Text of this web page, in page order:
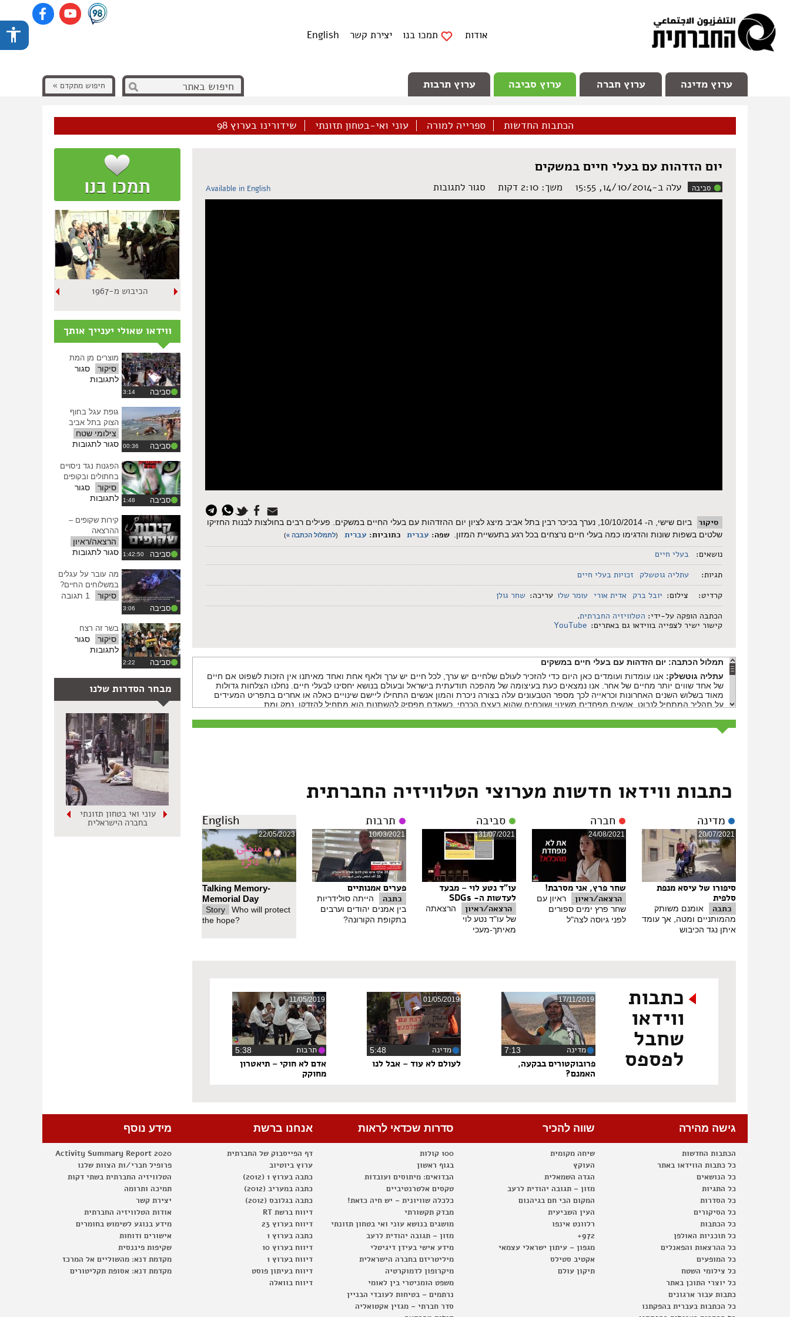
אודות תמכו בנו יצירת קשר English
ערוץ מדינה ערוץ חברה ערוץ סביבה ערוץ תרבות חיפוש מתקדם »
הכתבות החדשות ספרייה למורה עוני ואי-בטחון תזונתי שידורינו בערוץ 98
יום הזדהות עם בעלי חיים במשקים
סביבה עלה ב-14/10/2014, 15:55 משך: ‏2:10 דקות סגור לתגובותעל
יום
Available in English
סיקור
ביום שישי, ה- 10/10/2014, נערך בכיכר רבין בתל אביב מיצג לציון יום ההזדהות עם בעלי החיים במשקים. פעילים רבים בחולצות לבנות החזיקו
שלטים בשפות שונות והדגימו כמה בעלי חיים נרצחים בכל רגע בתעשיית המזון.
שפה: עברית כתוביות: עברית (לתמלול הכתבה »)
נושאים:
בעלי חיים
תגיות:
עתליה גוטשלק זכויות בעלי חיים
קרדיט:
צילום: יובל ברק אדית אורי עומר שלו עריכה: שחר גולן
הכתבה הופקה על-ידי: הטלוויזיה החברתית.
קישור ישיר לצפייה בווידאו גם באתרים: YouTube
תמלול הכתבה: יום הזדהות עם בעלי חיים במשקים
עתליה גוטשלק: אנו עומדות ועומדים כאן היום כדי להזכיר לעולם שלחיים יש ערך, לכל חיים יש ערך ולאף אחת ואחד מאיתנו אין הזכות לשפוט אם חיים
של אחד שווים יותר מחיים של אחר. אנו נמצאים כעת בעיצומה של מהפכה תודעתית בישראל ובעולם בנושא יחסינו לבעלי חיים. נחלנו הצלחות גדולות
מאוד בשלוש השנים האחרונות וכראייה לכך מספר הטבעונים עלה בצורה ניכרת והמון אנשים התחילו ליישם שינויים כאלה או אחרים בתפריט המעידים
על תהליך המתחיל לנבוט. אנשים מפחדים משינוי ושוכחים שהוא בעצם הכרחי, כשאדם מפסיק להשתנות הוא מתחיל להזדקן, נמק ומת.
בחרנו את הדת שלנו, צבע עורנו, מולדתנו או שפת אימנו אך אנחנו יכולים לקחת אחריות על מעשינו. אנא, המשיכו בפעילויותיכם המבורכות
צדק, חמלה, טבעונות!
כתבות ווידאו חדשות מערוצי הטלוויזיה החברתית
מדינה
20/07/2021
סיפורו של עיסא מנפת
סלפית
כתבה
אומנם משותק
מהמותניים ומטה, אך עומד
איתן נגד הכיבוש
חברה
24/08/2021
שחר פרץ, אני מסרבת!
הרצאה/ראיון
ראיון עם
שחר פרץ ימים ספורים
לפני גיוסה לצה"ל
סביבה
31/07/2021
עו"ד נטע לוי – מבעד
לעדשות ה- SDGs
הרצאה/ראיון
הרצאתה
של עו"ד נטע לוי
מאיתך-מעכי
תרבות
10/03/2021
פערים אמנותיים
כתבה
הייתה סולידריות
בין אמנים יהודים וערבים
בתקופת הקורונה?
English
22/05/2023
Talking Memory-
Memorial Day
Story
Who will protect
the hope?
הכיבוש מ-1967
ווידאו שאולי יענייך אותך
סביבה
מוצרים מן המת
סיקור
סגור
לתגובותעל
המת
סביבה
גופת עגל בחוף
הצוק בתל אביב
צילומי שטח
סגור לתגובותעל
עגל
בחוף
סביבה
הפגנות נגד ניסויים
בחתולים ובקופים
סיקור
סגור
לתגובותעל
נגד
בחתולים
ובקופים
סביבה
קירות שקופים –
ההרצאה
הרצאה/ראיון
סגור לתגובותעל
שקופים
–
ההרצאה
סביבה
מה עובר על עגלים
במשלוחים החיים?
סיקור 1 תגובה
סביבה
בשר זה רצח
סיקור
סגור
לתגובותעל
רצח
מבחר הסדרות שלנו
עוני ואי בטחון תזונתי
בחברה הישראלית
כתבות
ווידאו
שחבל
לפספס
17/11/2019
מדינה
פרובוקטורים בבקעה,
האמנם?
01/05/2019
מדינה
לעולם לא עוד – אבל לנו
11/05/2019
תרבות
אדם לא חוקי – תיאטרון
מחוקק
גישה מהירה
הכתבות החדשות
כל כתבות הווידאו באתר
כל הנושאים
כל התגיות
כל הסדרות
כל הסיקורים
כל הכתבות
כל תוכניות האולפן
כל ההרצאות והפאנלים
כל המופעים
כל צילומי השטח
כל יוצרי התוכן באתר
כתבות עבור ארגונים
כל הכתבות בעברית בהפקתנו
שווה להכיר
שיחה מקומית
העוקץ
הגדה השמאלית
מזון – תגובה יהודית לרעב
המקום הכי חם בגיהנום
העין השביעית
רלוונט אינפו
972+
מגפון – עיתון ישראלי עצמאי
אקטיב סטילס
תיקון עולם
סדרות שכדאי לראות
100 קולות
בגוף ראשון
הבדואים: מיתוסים ועובדות
טקסים אלטרנטיביים
כלכלה שוויונית – יש חיה כזאת!
מבדק תקשורתי
מושגים בנושא עוני ואי בטחון תזונתי
מזון – תגובה יהודית לרעב
מידע אישי בעידן דיגיטלי
מיליטריזם בחברה הישראלית
מיקרופון לדמוקרטיה
משפט הומניטרי בין לאומי
נרתמים – בטיחות לעובדי הבניין
סדר חברתי – מגזין אקטואליה
אנחנו ברשת
דף הפייסבוק של החברתית
ערוץ ביוטיוב
כתבה בערוץ 1 (2012)
כתבה במעריב (2012)
כתבה בגלובס (2012)
דיווח ברשת RT
דיווח בערוץ 23
כתבה בערוץ 1
דיווח בערוץ 10
דיווח בערוץ 1
דיווח בעיתון פוסט
דיווח בוואלה
מידע נוסף
Activity Summary Report 2020
פרופיל חברי/ות הצוות שלנו
הטלוויזיה החברתית בשתי דקות
תמיכה ותרומה
יצירת קשר
אודות הטלוויזיה החברתית
מידע בנוגע לשימוש בחומרים
אישורים ודוחות
שקיפות פיננסית
מקדמת דנא: מהשוליים אל המרכז
מקדמת דנא: אסופת תקליטורים